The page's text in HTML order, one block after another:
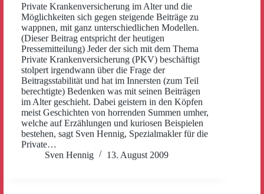
Private Krankenversicherung im Alter und die
Möglichkeiten sich gegen steigende Beiträge zu
wappnen, mit ganz unterschiedlichen Modellen.
(Dieser Beitrag entspricht der heutigen
Pressemitteilung) Jeder der sich mit dem Thema
Private Krankenversicherung (PKV) beschäftigt
stolpert irgendwann über die Frage der
Beitragsstabilität und hat im Innersten (zum Teil
berechtigte) Bedenken was mit seinen Beiträgen
im Alter geschieht. Dabei geistern in den Köpfen
meist Geschichten von horrenden Summen umher,
welche auf Erzählungen und kuriosen Beispielen
bestehen, sagt Sven Hennig, Spezialmakler für die
Private…
Sven Hennig
13. August 2009